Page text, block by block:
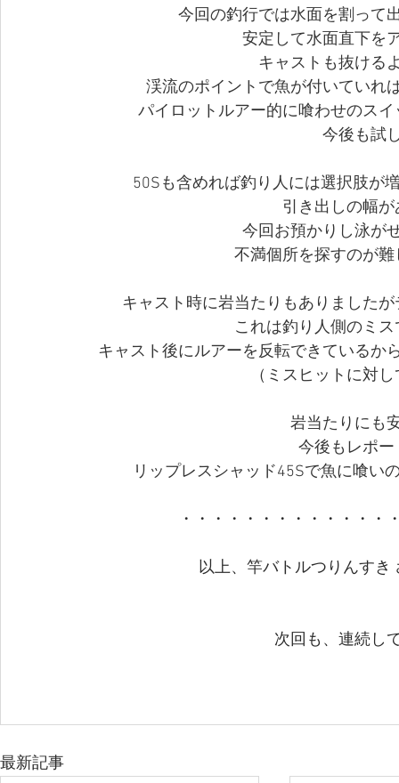
今回の釣行では水面を割って
安定して水面直下を
キャストも抜ける
渓流のポイントで魚が付いていれ
パイロットルアー的に喰わせのス
今後も試
50Sも含めれば釣り人には選択肢が
引き出しの幅
今回お預かりし泳が
不満個所を探すのが
キャスト時に岩当たりもありました
これは釣り人側のミ
キャスト後にルアーを反転できているか
（ミスヒットに対
岩当たりにも
今後もレポ
リップレスシャッド45Sで魚に喰い
・・・・・・・・・・・・・
以上、竿バトルつりんすき
次回も、連続し
最新記事